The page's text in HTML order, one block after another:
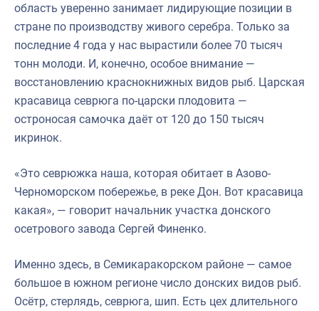
Укрепление духовно-нравственных ценностей
События в России и мире
область уверенно занимает лидирующие позиции в
стране по производству живого серебра. Только за
последние 4 года у нас вырастили более 70 тысяч
тонн молоди. И, конечно, особое внимание —
восстановлению краснокнижных видов рыб. Царская
красавица севрюга по-царски плодовита —
остроносая самочка даёт от 120 до 150 тысяч
икринок.
«Это севрюжка наша, которая обитает в Азово-
Черноморском побережье, в реке Дон. Вот красавица
какая», — говорит начальник участка донского
осетрового завода Сергей Финенко.
Именно здесь, в Семикаракорском районе — самое
большое в южном регионе число донских видов рыб.
Осётр, стерлядь, севрюга, шип. Есть цех длительного